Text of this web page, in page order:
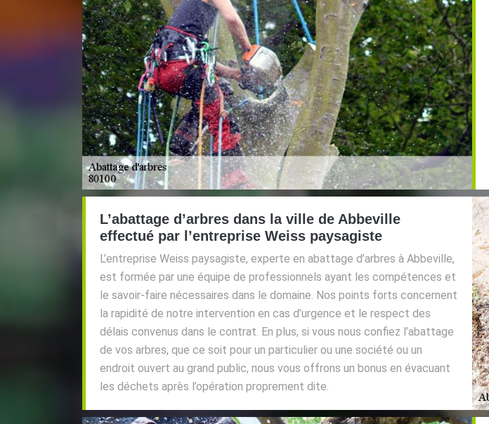
L’abattage d’arbres dans la ville de Abbeville
effectué par l’entreprise Weiss paysagiste
L’entreprise Weiss paysagiste, experte en abattage d’arbres à Abbeville,
est formée par une équipe de professionnels ayant les compétences et
le savoir-faire nécessaires dans le domaine. Nos points forts concernent
la rapidité de notre intervention en cas d’urgence et le respect des
délais convenus dans le contrat. En plus, si vous nous confiez l’abattage
de vos arbres, que ce soit pour un particulier ou une société ou un
endroit ouvert au grand public, nous vous offrons un bonus en évacuant
les déchets après l’opération proprement dite.